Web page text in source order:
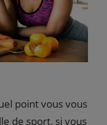
point vous vous
de sport, si vous